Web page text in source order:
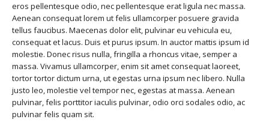
eros pellentesque odio, nec pellentesque erat ligula nec massa.
Aenean consequat lorem ut felis ullamcorper posuere gravida
tellus faucibus. Maecenas dolor elit, pulvinar eu vehicula eu,
consequat et lacus. Duis et purus ipsum. In auctor mattis ipsum id
molestie. Donec risus nulla, fringilla a rhoncus vitae, semper a
massa. Vivamus ullamcorper, enim sit amet consequat laoreet,
tortor tortor dictum urna, ut egestas urna ipsum nec libero. Nulla
justo leo, molestie vel tempor nec, egestas at massa. Aenean
pulvinar, felis porttitor iaculis pulvinar, odio orci sodales odio, ac
pulvinar felis quam sit.